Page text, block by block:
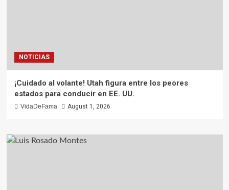
NOTICIAS
¡Cuidado al volante! Utah figura entre los peores
estados para conducir en EE. UU.
VidaDeFama August 1, 2026